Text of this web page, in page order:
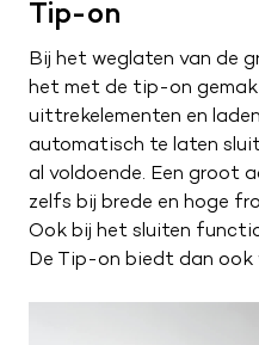
Tip-on
Bij het weglaten van de
het met de tip-on
uittrekelementen en
automatisch te laten
al voldoende. Een groot
zelfs bij brede en hoge
Ook bij het sluiten
De Tip-on biedt dan ook